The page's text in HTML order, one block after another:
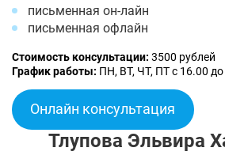
письменная он-лайн
письменная офлайн
Стоимость консультации: 3500 рублей
График работы: ПН, ВТ, ЧТ, ПТ с 16.00
Онлайн консультация
Тлупова Эльвира